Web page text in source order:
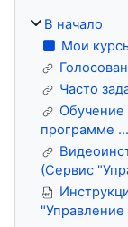
В начало
Мои
Часто
Обучение
программе ...
(Сервис